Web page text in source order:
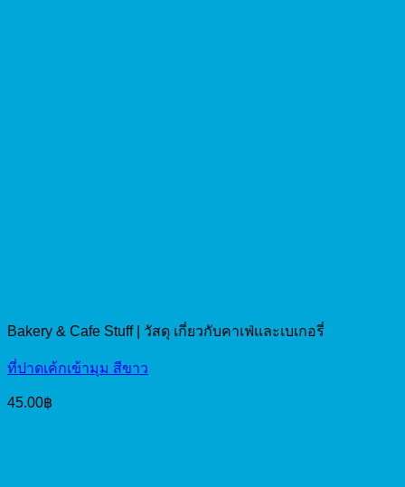
Bakery & Cafe Stuff | วัสดุ เกี่ยวกับคาเฟ่และเบเกอรี่
ที่ปาดเค้กเข้ามุม สีขาว
45.00฿